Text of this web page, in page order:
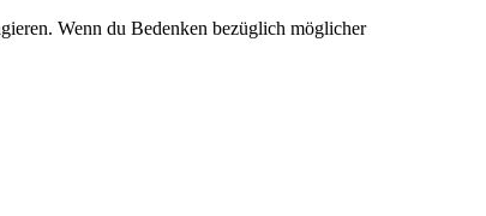
Wenn du Bedenken bezüglich möglicher